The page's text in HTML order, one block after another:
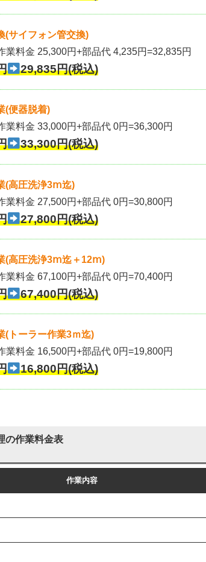
(サイフォン管交換)
業料金 25,300円+部品代 4,235円=32,835円
29,835円(税込)
(便器脱着)
業料金 33,000円+部品代 0円=36,300円
33,300円(税込)
(高圧洗浄3ⅿ迄)
業料金 27,500円+部品代 0円=30,800円
27,800円(税込)
(高圧洗浄3ⅿ迄＋12ⅿ)
業料金 67,100円+部品代 0円=70,400円
67,400円(税込)
(トーラー作業3ｍ迄)
業料金 16,500円+部品代 0円=19,800円
16,800円(税込)
の作業料金表
作業内容